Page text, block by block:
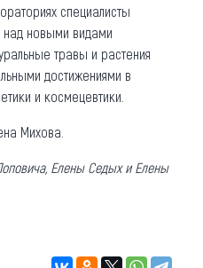
специалисты
над новыми видами
травы и растения
достижениями в
и космецевтики.
Михова.
Елены Седых и Елены